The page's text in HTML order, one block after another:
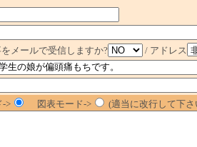
メールで受信しますか?
/ アドレス
->
図表モード-> (適当に改行して下